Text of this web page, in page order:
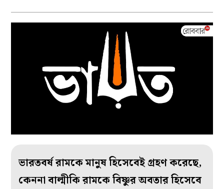
ভারতবর্ষ রামকে মানুষ হিসেবেই গ্রহণ করেছে,
কেননা বাল্মীকি রামকে বিষ্ণুর অবতার হিসেবে